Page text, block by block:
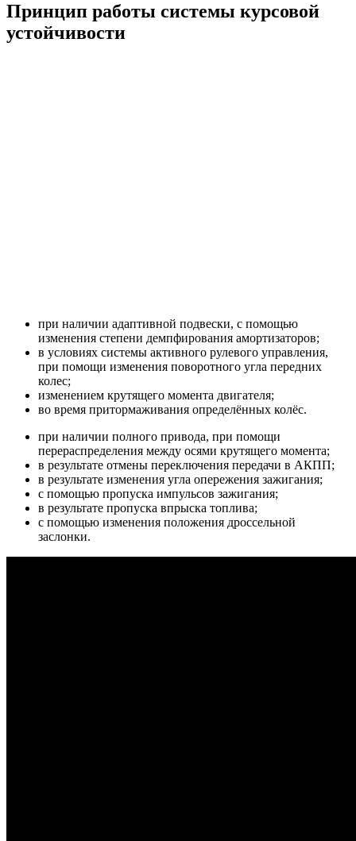
Принцип работы системы курсовой
устойчивости
при наличии адаптивной подвески, с помощью
изменения степени демпфирования амортизаторов;
в условиях системы активного рулевого управления,
при помощи изменения поворотного угла передних
колес;
изменением крутящего момента двигателя;
во время притормаживания определённых колёс.
при наличии полного привода, при помощи
перераспределения между осями крутящего момента;
в результате отмены переключения передачи в АКПП;
в результате изменения угла опережения зажигания;
с помощью пропуска импульсов зажигания;
в результате пропуска впрыска топлива;
с помощью изменения положения дроссельной
заслонки.